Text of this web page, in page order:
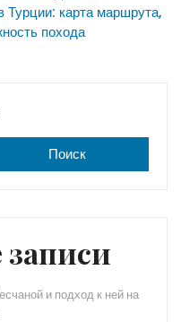
Турции: карта маршрута,
похода
Поиск
записи
и подход к ней на